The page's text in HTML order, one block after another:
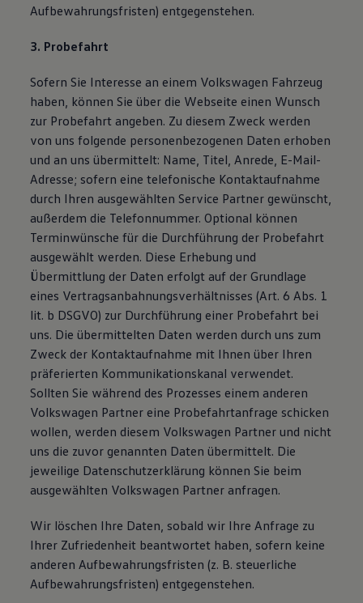
Aufbewahrungsfristen) entgegenstehen.
3. Probefahrt
Sofern Sie Interesse an einem Volkswagen Fahrzeug
haben, können Sie über die Webseite einen Wunsch
zur Probefahrt angeben. Zu diesem Zweck werden
von uns folgende personenbezogenen Daten erhoben
und an uns übermittelt: Name, Titel, Anrede, E-Mail-
Adresse; sofern eine telefonische Kontaktaufnahme
durch Ihren ausgewählten Service Partner gewünscht,
außerdem die Telefonnummer. Optional können
Terminwünsche für die Durchführung der Probefahrt
ausgewählt werden. Diese Erhebung und
Übermittlung der Daten erfolgt auf der Grundlage
eines Vertragsanbahnungsverhältnisses (Art. 6 Abs. 1
lit. b DSGVO) zur Durchführung einer Probefahrt bei
uns. Die übermittelten Daten werden durch uns zum
Zweck der Kontaktaufnahme mit Ihnen über Ihren
präferierten Kommunikationskanal verwendet.
Sollten Sie während des Prozesses einem anderen
Volkswagen Partner eine Probefahrtanfrage schicken
wollen, werden diesem Volkswagen Partner und nicht
uns die zuvor genannten Daten übermittelt. Die
jeweilige Datenschutzerklärung können Sie beim
ausgewählten Volkswagen Partner anfragen.
Wir löschen Ihre Daten, sobald wir Ihre Anfrage zu
Ihrer Zufriedenheit beantwortet haben, sofern keine
anderen Aufbewahrungsfristen (z. B. steuerliche
Aufbewahrungsfristen) entgegenstehen.